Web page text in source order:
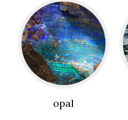
opal